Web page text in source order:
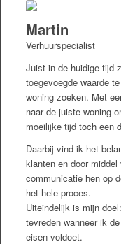
Martin
Verhuurspecialist
Juist in de huidige tijd
toegevoegde waarde
woning zoeken. Met
naar de juiste woning
moeilijke tijd toch een
Daarbij vind ik het
klanten en door
communicatie hen op
het hele proces.
Uiteindelijk is mijn
tevreden wanneer ik
eisen voldoet.